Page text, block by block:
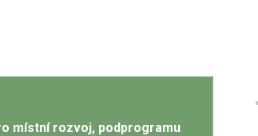
místní rozvoj, podprogramu